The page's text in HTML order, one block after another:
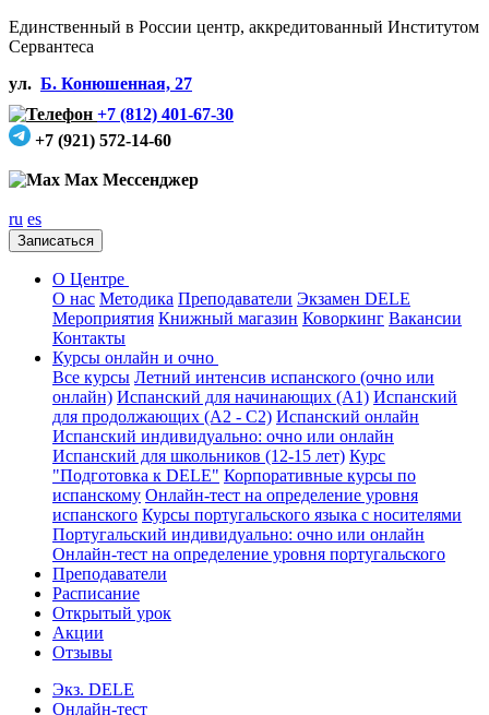
Единственный в России центр, аккредитованный Институтом
Сервантеса
ул. Б. Конюшенная, 27
+7 (812) 401-67-30
+7 (921) 572-14-60
Max Мессенджер
ru es
Записаться
О Центре
О нас Методика Преподаватели Экзамен DELE
Мероприятия Книжный магазин Коворкинг Вакансии
Контакты
Курсы онлайн и очно
Все курсы Летний интенсив испанского (очно или
онлайн) Испанский для начинающих (А1) Испанский
для продолжающих (А2 - С2) Испанский онлайн
Испанский индивидуально: очно или онлайн
Испанский для школьников (12-15 лет) Курс
"Подготовка к DELE" Корпоративные курсы по
испанскому Онлайн-тест на определение уровня
испанского Курсы португальского языка с носителями
Португальский индивидуально: очно или онлайн
Онлайн-тест на определение уровня португальского
Преподаватели
Расписание
Открытый урок
Акции
Отзывы
Экз. DELE
Онлайн-тест